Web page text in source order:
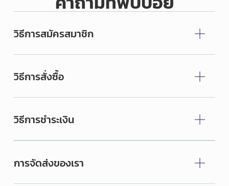
วิธีการสมัครสมาชิก
วิธีการสั่งซื้อ
วิธีการชำระเงิน
การจัดส่งของเรา